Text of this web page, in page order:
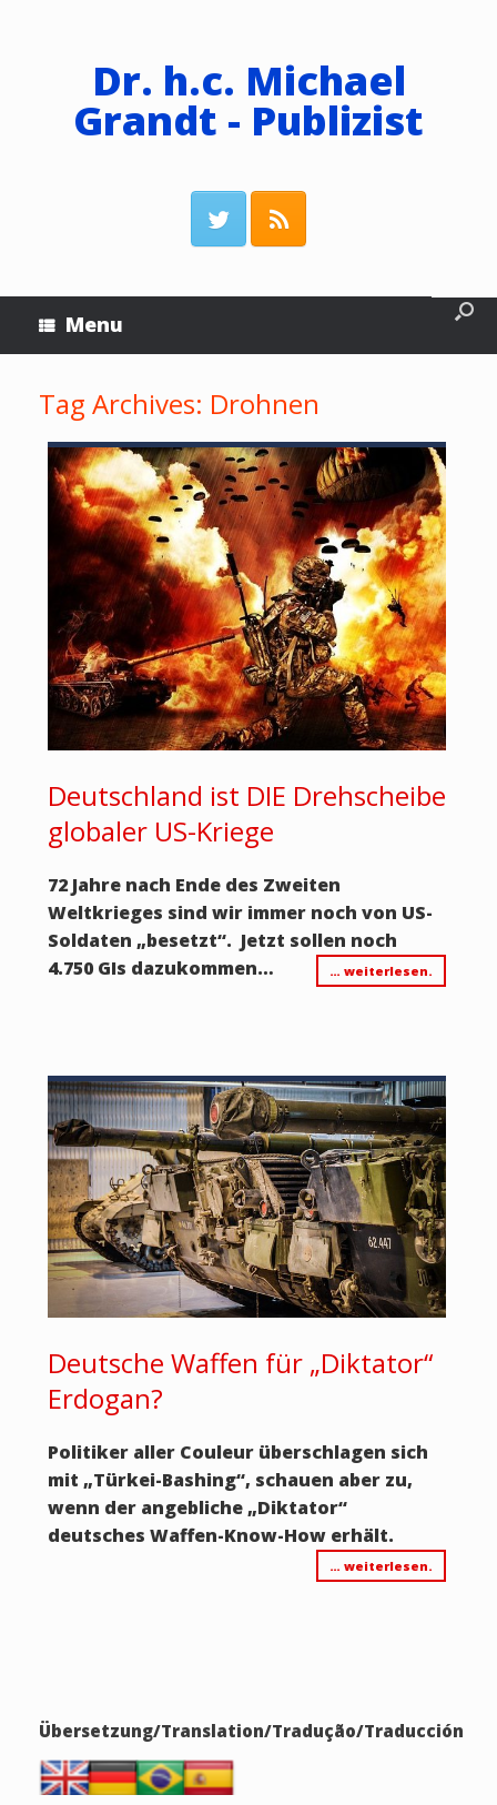
Dr. h.c. Michael
Grandt - Publizist
Menu
Tag Archives: Drohnen
Deutschland ist DIE Drehscheibe
globaler US-Kriege
72 Jahre nach Ende des Zweiten
Weltkrieges sind wir immer noch von US-
Soldaten „besetzt“. Jetzt sollen noch
4.750 GIs dazukommen…
… weiterlesen.
Deutsche Waffen für „Diktator“
Erdogan?
Politiker aller Couleur überschlagen sich
mit „Türkei-Bashing“, schauen aber zu,
wenn der angebliche „Diktator“
deutsches Waffen-Know-How erhält.
… weiterlesen.
Übersetzung/Translation/Tradução/Traducción